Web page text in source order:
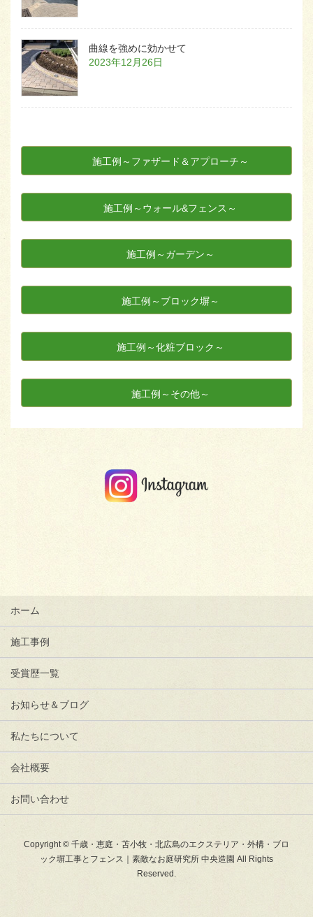
曲線を強めに効かせて
2023年12月26日
施工例～ファザード＆アプローチ～
施工例～ウォール&フェンス～
施工例～ガーデン～
施工例～ブロック塀～
施工例～化粧ブロック～
施工例～その他～
ホーム
施工事例
受賞歴一覧
お知らせ＆ブログ
私たちについて
会社概要
お問い合わせ
Copyright © 千歳・恵庭・苫小牧・北広島のエクステリア・外構・ブロ
ック塀工事とフェンス｜素敵なお庭研究所 中央造園 All Rights
Reserved.